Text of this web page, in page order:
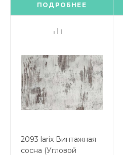
ПОДРОБНЕЕ
2093 larix Винтажная
сосна (Угловой